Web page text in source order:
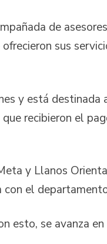
de
sus
y está destinada
recibieron el
y Llanos
con el
esto, se avanza en